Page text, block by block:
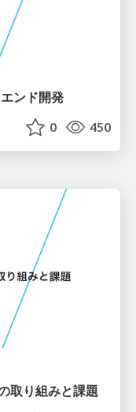
ンド開発
0 450
取り組みと課題